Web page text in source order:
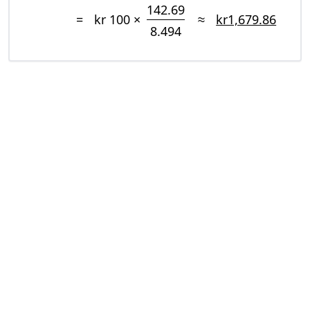
= kr 100 ×
142.69
8.494
≈ kr1,679.86